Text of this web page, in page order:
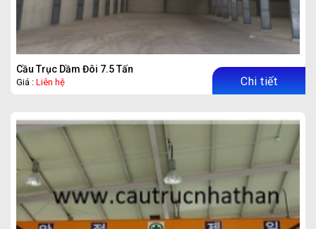
Cầu Trục Dầm Đôi 7.5 Tấn
Giá : Liên hệ Chi tiết